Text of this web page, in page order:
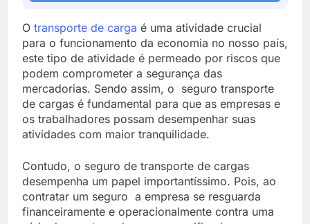
O transporte de carga é uma atividade crucial
para o funcionamento da economia no nosso país,
este tipo de atividade é permeado por riscos que
podem comprometer a segurança das
mercadorias. Sendo assim, o seguro transporte
de cargas é fundamental para que as empresas e
os trabalhadores possam desempenhar suas
atividades com maior tranquilidade.
Contudo, o seguro de transporte de cargas
desempenha um papel importantíssimo. Pois, ao
contratar um seguro a empresa se resguarda
financeiramente e operacionalmente contra uma